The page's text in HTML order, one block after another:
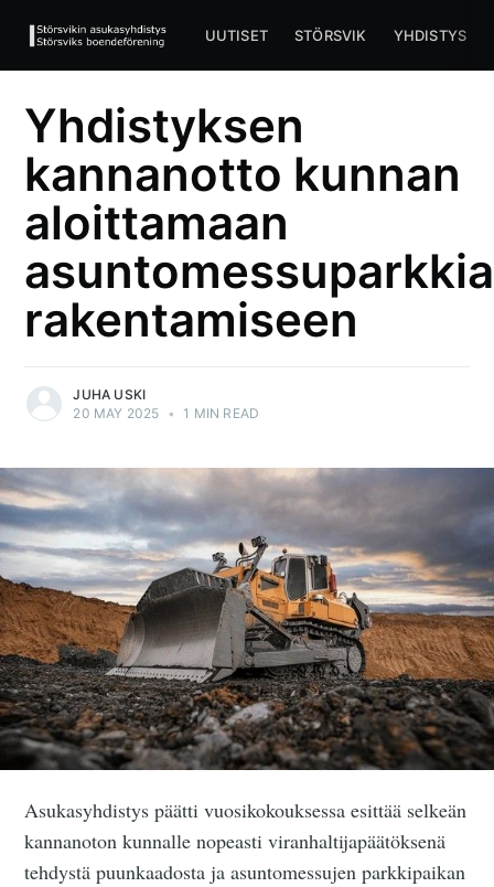
UUTISET STÖRSVIK YHDISTYS
Yhdistyksen
kannanotto kunnan
aloittamaan
rakentamiseen
JUHA USKI
20 MAY 2025 • 1 MIN READ
Asukasyhdistys päätti vuosikokouksessa esittää selkeän
kannanoton kunnalle nopeasti viranhaltijapäätöksenä
tehdystä puunkaadosta ja asuntomessujen parkkipaikan